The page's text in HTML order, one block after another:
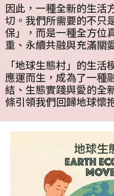
因此，一種全新的生活
切。我們所需要的不只
保」，而是一種全方位
重、永續共融與充滿關
「地球生態村」的生
應運而生，成為了一種
結、生態實踐與愛的全
條引領我們回歸地球懷